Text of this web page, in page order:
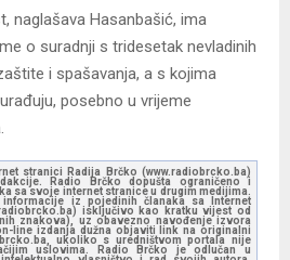
naglašava Hasanbašić, ima
o suradnji s tridesetak nevladinih
i spašavanja, a s kojima
posebno u vrijeme
stranici Radija Brčko (www.radiobrcko.ba)
Radio Brčko dopušta ograničeno i
sa svoje internet stranice u drugim medijima.
iz pojedinih članaka sa Internet
isključivo kao kratku vijest od
znakova), uz obavezno navođenje izvora
line izdanja dužna objaviti link na originalni
ukoliko s uredništvom portala nije
uslovima. Radio Brčko je odlučan u